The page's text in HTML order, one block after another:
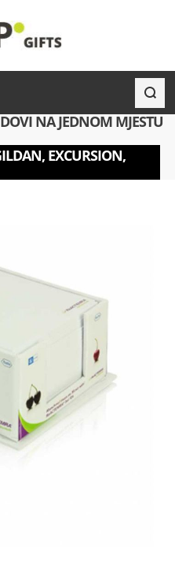
NA JEDNOM MJESTU
EXCURSION,